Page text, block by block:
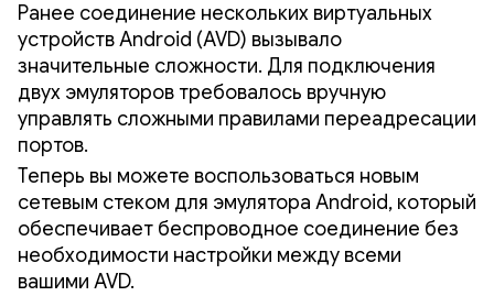
Ранее соединение нескольких виртуальных
устройств Android (AVD) вызывало
значительные сложности. Для подключения
двух эмуляторов требовалось вручную
управлять сложными правилами переадресации
портов.
Теперь вы можете воспользоваться новым
сетевым стеком для эмулятора Android, который
обеспечивает беспроводное соединение без
необходимости настройки между всеми
вашими AVD.